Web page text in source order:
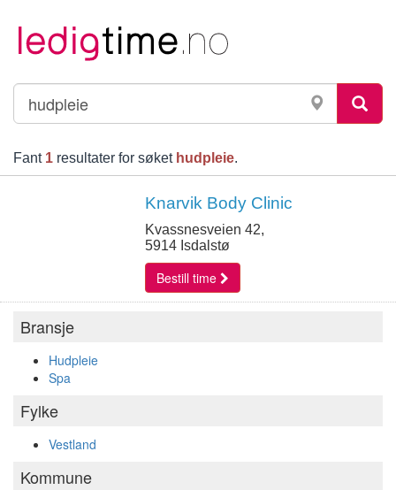
Fant 1 resultater for søket hudpleie.
Knarvik Body Clinic
Kvassnesveien 42,
5914 Isdalstø
Bestill time
Bransje
Hudpleie
Spa
Fylke
Vestland
Kommune